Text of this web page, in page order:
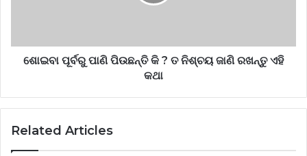
ଶୋଇବା ପୂର୍ବରୁ ପାଣି ପିଉଛନ୍ତି କି ? ତ ନିଶ୍ଚୟ ଜାଣି ରଖନ୍ତୁ ଏହି
କଥା
Related Articles